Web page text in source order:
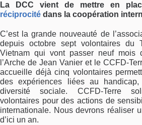
La DCC vient de mettre en
réciprocité dans la coopération
C’est la grande nouveauté de
depuis octobre sept volontaires du
Vietnam qui vont passer neuf mois
l’Arche de Jean Vanier et le CCFD-
accueille déjà cinq volontaires
des expériences liées au
diversité sociale. CCFD-Terre
volontaires pour des actions de
internationale. Nous devrons réaliser
d’ici un an.